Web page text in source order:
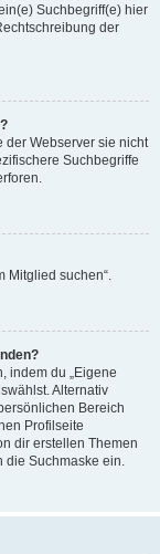
Suchbegriff(e) hier
der
der Webserver sie nicht
Suchbegriffe
Mitglied suchen“.
indem du „Eigene
Alternativ
Bereich
Profilseite
dir erstellen Themen
die Suchmaske ein.